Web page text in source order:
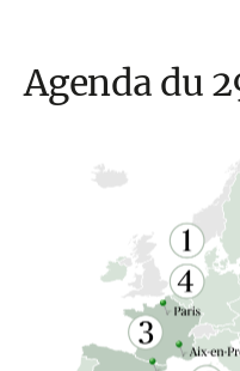
Agenda du